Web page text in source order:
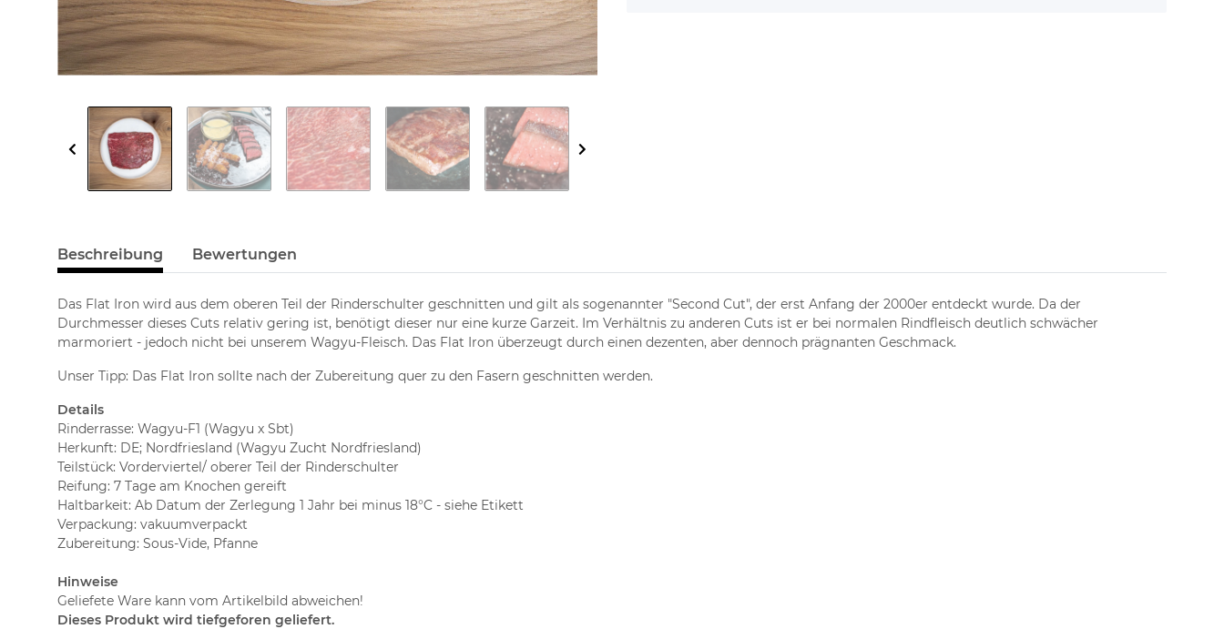
Beschreibung Bewertungen
Das Flat Iron wird aus dem oberen Teil der Rinderschulter geschnitten und gilt als sogenannter "Second Cut", der erst Anfang der 2000er entdeckt wurde. Da der
Durchmesser dieses Cuts relativ gering ist, benötigt dieser nur eine kurze Garzeit. Im Verhältnis zu anderen Cuts ist er bei normalen Rindfleisch deutlich schwächer
marmoriert - jedoch nicht bei unserem Wagyu-Fleisch. Das Flat Iron überzeugt durch einen dezenten, aber dennoch prägnanten Geschmack.
Unser Tipp: Das Flat Iron sollte nach der Zubereitung quer zu den Fasern geschnitten werden.
Details
Rinderrasse: Wagyu-F1 (Wagyu x Sbt)
Herkunft: DE; Nordfriesland (Wagyu Zucht Nordfriesland)
Teilstück: Vorderviertel/ oberer Teil der Rinderschulter
Reifung: 7 Tage am Knochen gereift
Haltbarkeit: Ab Datum der Zerlegung 1 Jahr bei minus 18°C - siehe Etikett
Verpackung: vakuumverpackt
Zubereitung: Sous-Vide, Pfanne
Hinweise
Geliefete Ware kann vom Artikelbild abweichen!
Dieses Produkt wird tiefgeforen geliefert.